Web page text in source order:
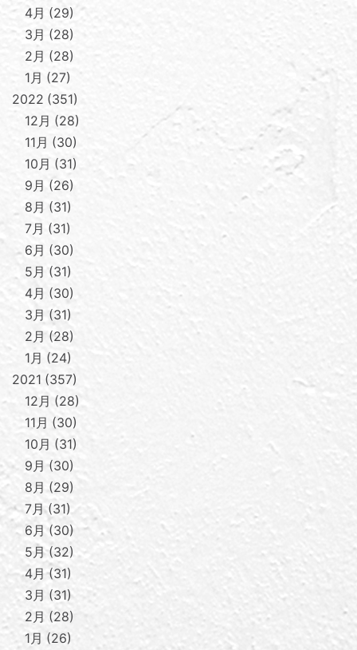
4月
29
3月
28
2月
28
1月
27
2022 351
12月
28
11月
30
10月
31
9月
26
8月
31
7月
31
6月
30
5月
31
4月
30
3月
31
2月
28
1月
24
2021 357
12月
28
11月
30
10月
31
9月
30
8月
29
7月 31
6月
30
5月 32
4月
31
3月
31
2月
28
1月
26